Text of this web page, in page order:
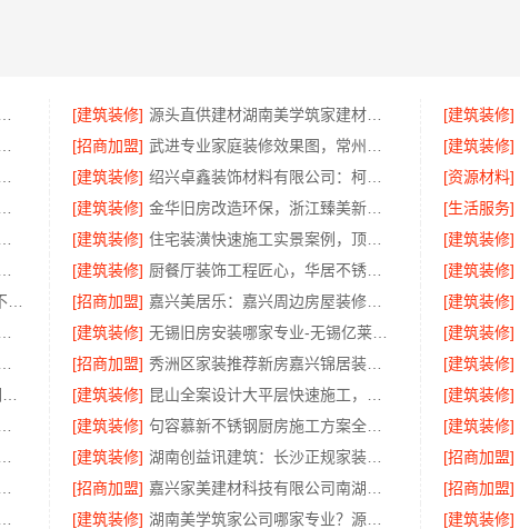
[建筑装修] [建筑装修]
[招商加盟] [建筑装修]
[建筑装修] [资源材料]
[建筑装修] [生活服务]
[建筑装修] [建筑装修]
[建筑装修] [建筑装修]
[招商加盟] [建筑装修]
[建筑装修] [建筑装修]
[招商加盟] [建筑装修]
[建筑装修] [建筑装修]
[建筑装修] [建筑装修]
[建筑装修] [招商加盟]
[招商加盟] [招商加盟]
[建筑装修] [建筑装修]